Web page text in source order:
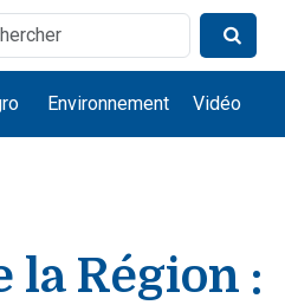
Environnement Vidéo
Région :